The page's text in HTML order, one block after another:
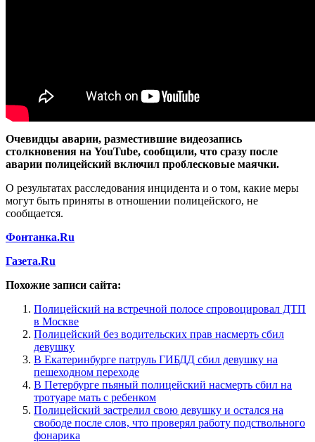
Очевидцы аварии, разместившие видеозапись
столкновения на YouTube, сообщили, что сразу после
аварии полицейский включил проблесковые маячки.
О результатах расследования инцидента и о том, какие меры
могут быть приняты в отношении полицейского, не
сообщается.
Фонтанка.Ru
Газета.Ru
Похожие записи сайта:
Полицейский на встречной полосе спровоцировал ДТП
в Москве
Полицейский без водительских прав насмерть сбил
девушку
В Екатеринбурге патруль ГИБДД сбил девушку на
пешеходном переходе
В Петербурге пьяный полицейский насмерть сбил на
тротуаре мать с ребенком
Полицейский застрелил свою девушку и остался на
свободе после слов, что проверял работу подствольного
фонарика